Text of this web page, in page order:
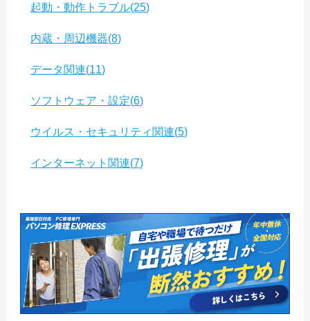
起動・動作トラブル 25
内蔵・周辺機器 8
データ関連 11
ソフトウェア・設定 6
ウイルス・セキュリティ関連 5
インターネット関連 7